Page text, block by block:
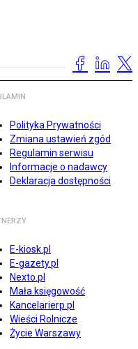
Polityka Prywatności
Zmiana ustawień zgód
Regulamin serwisu
Informacje o nadawcy
Deklaracja dostępności
E-kiosk.pl
E-gazety.pl
Nexto.pl
Mała księgowość
Kancelarierp.pl
Wieści Rolnicze
Życie Warszawy